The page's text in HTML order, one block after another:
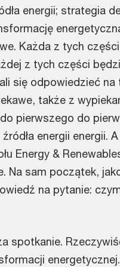
energii; strategia
Każda z tych
z tych części
się odpowiedzieć na
także z
pierwszego do
energii energii.
Energy &
Na sam początek,
na pytanie:
spotkanie.